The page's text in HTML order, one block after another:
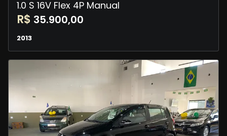
1.0 S 16V Flex 4P Manual
R$ 35.900,00
2013